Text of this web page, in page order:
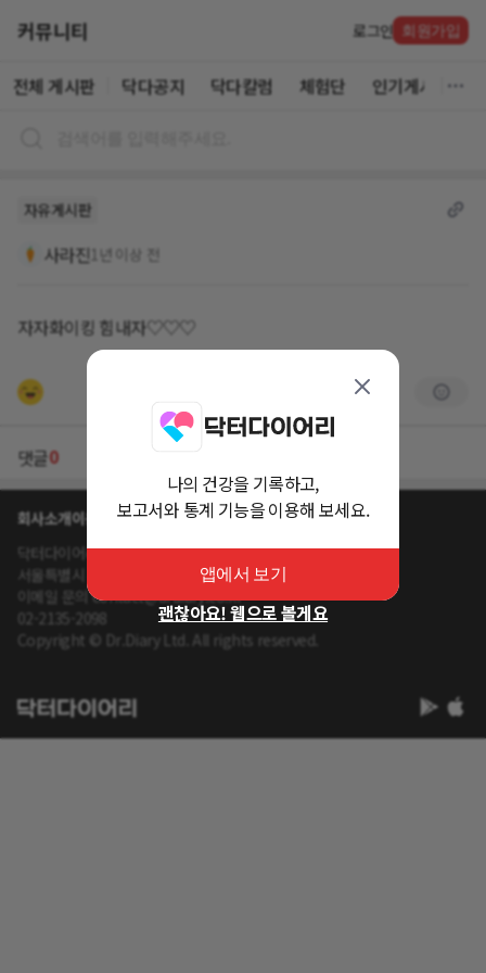
커뮤니티 로그인 회원가입
전체 게시판 닥다공지 닥다칼럼 체험단 인기게시글
자유게시판
사라진1년 이상 전
자자화이킹 힘내자♡♡♡
댓글0
회사소개이용약관개인정보 처리방침
닥터다이어리 대표 : 송제윤
서울특별시 강남구 테헤란로 416 연봉빌딩 8층
이메일 문의 contact@drdiary.co.kr
02-2135-2098
Copyright © Dr.Diary Ltd. All rights reserved.
나의 건강을 기록하고,
보고서와 통계 기능을 이용해 보세요.
앱에서 보기
괜찮아요! 웹으로 볼게요